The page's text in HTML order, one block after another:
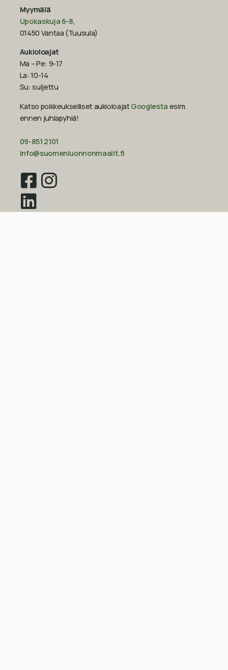
Myymälä
Upokaskuja 6-8,
01450 Vantaa (Tuusula)
Aukioloajat
Ma – Pe: 9-17
La: 10-14
Su: suljettu
Katso poikkeukselliset aukioloajatGooglesta esim.
ennen juhlapyhiä!‍
09-851 2101
info@suomenluonnonmaalit.fi